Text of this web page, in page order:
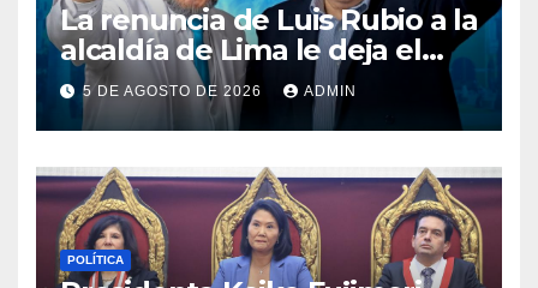
La renuncia de Luis Rubio a la
alcaldía de Lima le deja el
camino libre a Rafael López
Aliaga
5 DE AGOSTO DE 2026 ADMIN
POLÍTICA